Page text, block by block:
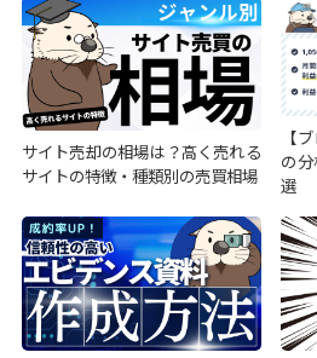
サイト売却の相場は？高く売れる
サイトの特徴・種類別の売買相場
【
の
選